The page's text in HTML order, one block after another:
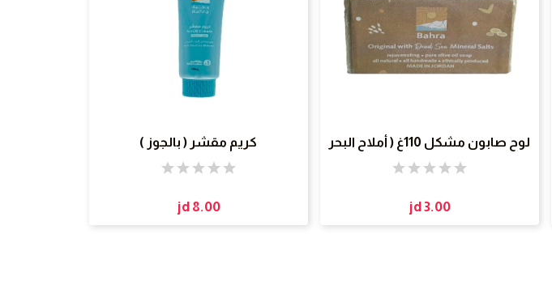
لوح صابون مشكل 110غ ( أملاح البحر
الميت )
jd 3.00
كريم مقشر ( بالجوز )
jd 8.00